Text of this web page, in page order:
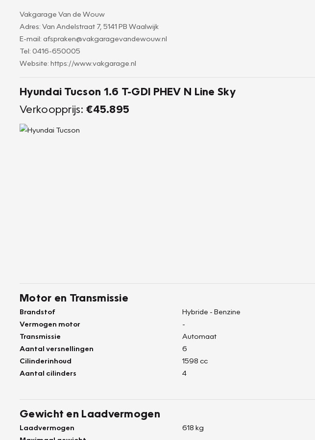
Vakgarage Van de Wouw
Adres: Van Andelstraat 7, 5141 PB Waalwijk
E-mail: afspraken@vakgaragevandewouw.nl
Tel: 0416-650005
Website: https://www.vakgarage.nl
Hyundai Tucson 1.6 T-GDI PHEV N Line Sky
Verkoopprijs: €45.895
Motor en Transmissie
Brandstof
Hybride - Benzine
Vermogen motor
-
Transmissie
Automaat
Aantal versnellingen
6
Cilinderinhoud
1598 cc
Aantal cilinders
4
Gewicht en Laadvermogen
Laadvermogen
618 kg